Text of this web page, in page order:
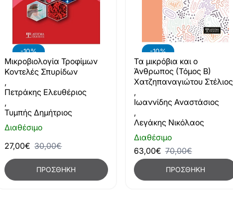
-10%
Διαθέσιμο
Μικροβιολογία Τροφίμων
Κοντελές Σπυρίδων
,
Πετράκης Ελευθέριος
,
Τυμπής Δημήτριος
27,00€ 30,00€
ΠΡΟΣΘΉΚΗ
-10%
Διαθέσιμο
Τα μικρόβια και ο
Άνθρωπος (Τόμος Β)
Χατζηπαναγιώτου Στέλιος
,
Ιωαννίδης Αναστάσιος
,
Λεγάκης Νικόλαος
63,00€ 70,00€
ΠΡΟΣΘΉΚΗ